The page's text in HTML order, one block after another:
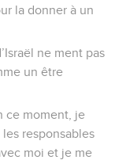
la donner à un
ne ment pas
un être
ce moment, je
responsables
moi et je me